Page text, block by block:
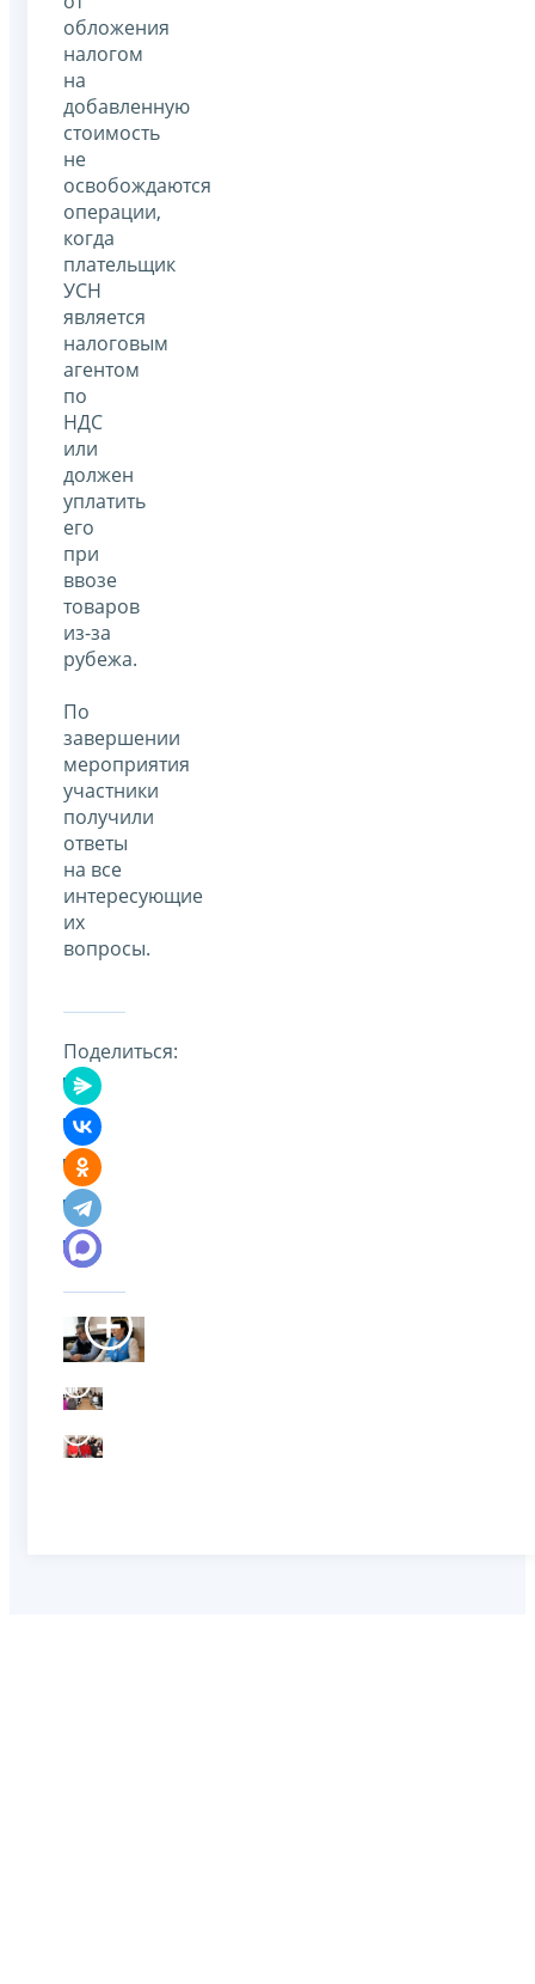
обложения
налогом
на
добавленную
стоимость
не
освобождаются
операции,
когда
плательщик
УСН
является
налоговым
агентом
по
НДС
или
должен
уплатить
его
при
ввозе
товаров
из-за
рубежа.
По
завершении
мероприятия
участники
получили
ответы
на все
интересующие
их
вопросы.
Поделиться: